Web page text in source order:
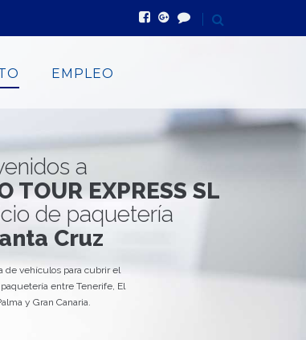
EMPLEO
de paquetería
TOUR EXPRESS SL
a
Cruz
de vehículos para cubrir el
entre Tenerife, El
y Gran Canaria.